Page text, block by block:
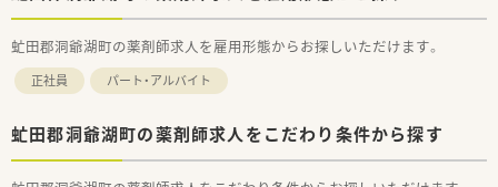
虻田郡洞爺湖町の薬剤師求人を雇用形態からお探しいただけます。
正社員 パート・アルバイト
虻田郡洞爺湖町の薬剤師求人をこだわり条件から探す